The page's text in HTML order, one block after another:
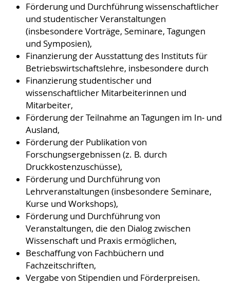
Förderung und Durchführung wissenschaftlicher
und studentischer Veranstaltungen
(insbesondere Vorträge, Seminare, Tagungen
und Symposien),
Finanzierung der Ausstattung des Instituts für
Betriebswirtschaftslehre, insbesondere durch
Finanzierung studentischer und
wissenschaftlicher Mitarbeiterinnen und
Mitarbeiter,
Förderung der Teilnahme an Tagungen im In‐ und
Ausland,
Förderung der Publikation von
Forschungsergebnissen (z. B. durch
Druckkostenzuschüsse),
Förderung und Durchführung von
Lehrveranstaltungen (insbesondere Seminare,
Kurse und Workshops),
Förderung und Durchführung von
Veranstaltungen, die den Dialog zwischen
Wissenschaft und Praxis ermöglichen,
Beschaffung von Fachbüchern und
Fachzeitschriften,
Vergabe von Stipendien und Förderpreisen.